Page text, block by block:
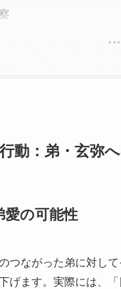
動：弟・玄弥
愛の可能性
つながった弟に対し
げます。実際には、